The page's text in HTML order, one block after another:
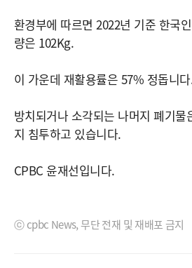
환경부에 따르면 2022년 기준 한국
량은 102Kg.
이 가운데 재활용률은 57% 정돕니
방치되거나 소각되는 나머지 폐기
지 침투하고 있습니다.
CPBC 윤재선입니다.
ⓒ cpbc News, 무단 전재 및 재배포 금지